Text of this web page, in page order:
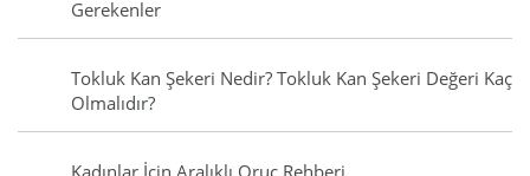
Gerekenler
Tokluk Kan Şekeri Nedir? Tokluk Kan Şekeri Değeri Kaç
Olmalıdır?